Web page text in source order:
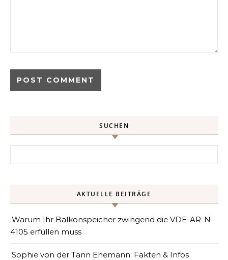
SUCHEN
AKTUELLE BEITRÄGE
Warum Ihr Balkonspeicher zwingend die VDE-AR-N
4105 erfüllen muss
Sophie von der Tann Ehemann: Fakten & Infos